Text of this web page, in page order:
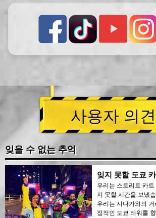
사용자 의견
잊을 수 없는 추억
잊지 못할 도쿄
우리는 스트리트 카
지 못할 시간을 보냈
우리는 시나가와의
징적인 도쿄 타워를